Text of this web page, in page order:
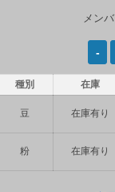
メン
種別 在庫
豆 在庫有り
粉 在庫有り